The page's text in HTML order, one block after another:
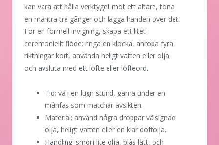
kan vara att hålla verktyget mot ett altare, tona
en mantra tre gånger och lägga handen över det.
För en formell invigning, skapa ett litet
ceremoniellt flöde: ringa en klocka, anropa fyra
riktningar kort, använda heligt vatten eller olja
och avsluta med ett löfte eller löfteord.
Tid: välj en lugn stund, gärna under en
månfas som matchar avsikten.
Material: använd några droppar välsignad
olja, heligt vatten eller en klar doftolja.
Handling: smörj lite olja, blås lätt, och